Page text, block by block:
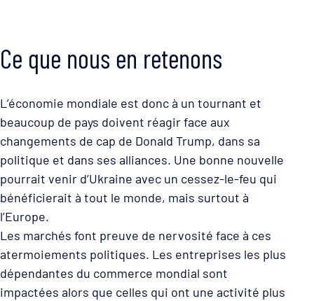
Ce que nous en retenons
L’économie mondiale est donc à un tournant et
beaucoup de pays doivent réagir face aux
changements de cap de Donald Trump, dans sa
politique et dans ses alliances. Une bonne nouvelle
pourrait venir d’Ukraine avec un cessez-le-feu qui
bénéficierait à tout le monde, mais surtout à
l’Europe.
Les marchés font preuve de nervosité face à ces
atermoiements politiques. Les entreprises les plus
dépendantes du commerce mondial sont
impactées alors que celles qui ont une activité plus